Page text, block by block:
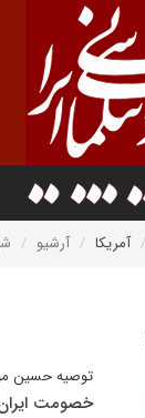
آمریکا آرشیو
توصیه حسین
خصومت